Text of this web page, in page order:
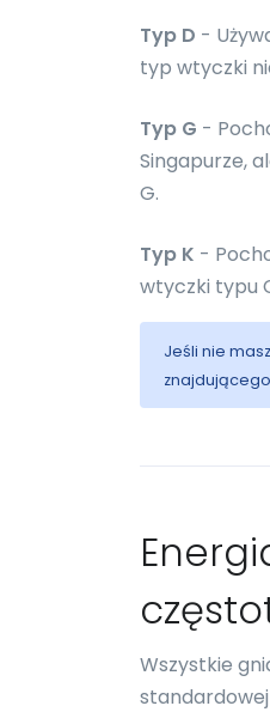
Typ D -
typ wtyczki
Typ G -
Singapurze,
G.
Typ K -
wtyczki typu
Jeśli nie
Wszystkie